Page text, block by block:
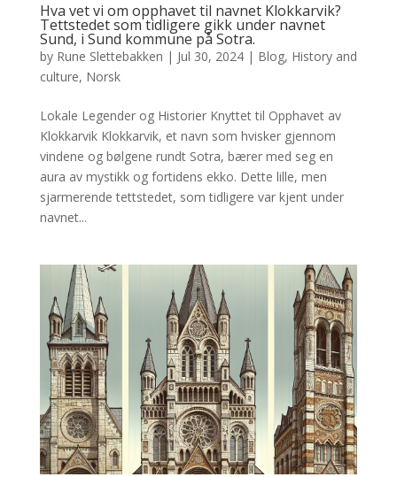
Hva vet vi om opphavet til navnet Klokkarvik?
Tettstedet som tidligere gikk under navnet
Sund, i Sund kommune på Sotra.
by Rune Slettebakken | Jul 30, 2024| Blog, History and
culture, Norsk
Lokale Legender og Historier Knyttet til Opphavet av
Klokkarvik Klokkarvik, et navn som hvisker gjennom
vindene og bølgene rundt Sotra, bærer med seg en
aura av mystikk og fortidens ekko. Dette lille, men
sjarmerende tettstedet, som tidligere var kjent under
navnet...